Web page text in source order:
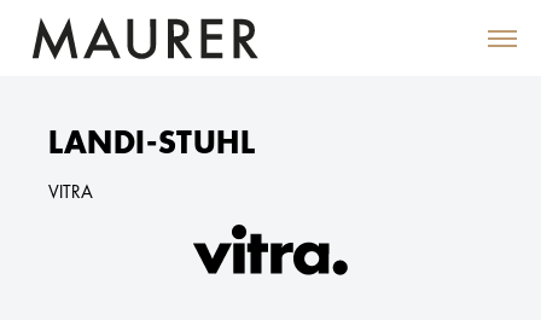
LANDI-STUHL
VITRA